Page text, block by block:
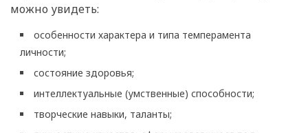
можно увидеть:
особенности характера и типа темперамента
личности;
состояние здоровья;
интеллектуальные (умственные) способности;
творческие навыки, таланты;